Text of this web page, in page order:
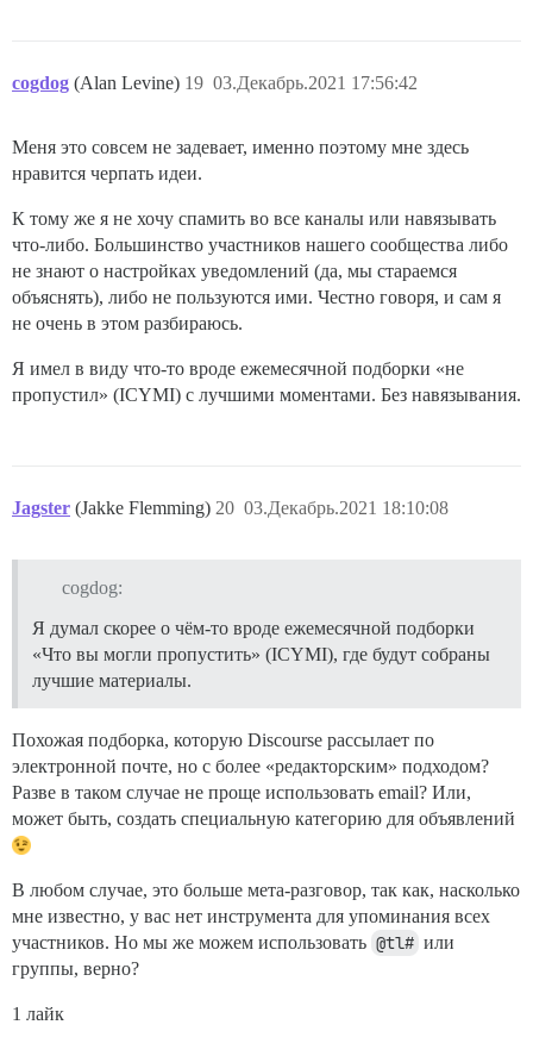
cogdog (Alan Levine) 03.Декабрь.2021 17:56:42
19
Меня это совсем не задевает, именно поэтому мне здесь
нравится черпать идеи.
К тому же я не хочу спамить во все каналы или навязывать
что-либо. Большинство участников нашего сообщества либо
не знают о настройках уведомлений (да, мы стараемся
объяснять), либо не пользуются ими. Честно говоря, и сам я
не очень в этом разбираюсь.
Я имел в виду что-то вроде ежемесячной подборки «не
пропустил» (ICYMI) с лучшими моментами. Без навязывания.
Jagster (Jakke Flemming) 03.Декабрь.2021 18:10:08
20
cogdog:
Я думал скорее о чём-то вроде ежемесячной подборки
«Что вы могли пропустить» (ICYMI), где будут собраны
лучшие материалы.
Похожая подборка, которую Discourse рассылает по
электронной почте, но с более «редакторским» подходом?
Разве в таком случае не проще использовать email? Или,
может быть, создать специальную категорию для объявлений
В любом случае, это больше мета-разговор, так как, насколько
мне известно, у вас нет инструмента для упоминания всех
участников. Но мы же можем использовать @tl# или
группы, верно?
1 лайк